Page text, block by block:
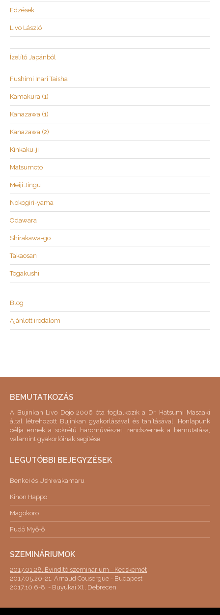
Edzések
Livo László
Ízelítő Japánból
Fushimi Inari Taisha
Kamakura (1)
Kanazawa (1)
Kanazawa (2)
Kinkaku-ji
Matsumoto
Meiji Jingu
Nokogiri-yama
Odawara
Shirakawa-go
Takaosan
Togakushi
Blog
Ajánlott irodalom
BEMUTATKOZÁS
A Bujinkan Livo Dojo 2006 óta foglalkozik a Dr. Hatsumi Masaaki
által létrehozott Bujinkan gyakorlásával és tanításával. Honlapunk
célja ennek a sokrétű harcművészeti rendszernek a bemutatása,
valamint gyakorlóinak segítése.
LEGUTÓBBI BEJEGYZÉSEK
Benkei és Ushiwakamaru
Kihon Happo
Magokoro
Fudô Myô-ô
SZEMINÁRIUMOK
2017.01.28. Évindító szeminárium - Kecskemét
2017.05.20-21. Arnaud Cousergue - Budapest
2017.10.6-8. - Buyukai XI., Debrecen